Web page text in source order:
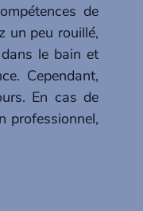
de
un peu rouillé,
le bain et
Cependant,
En cas de
professionnel,